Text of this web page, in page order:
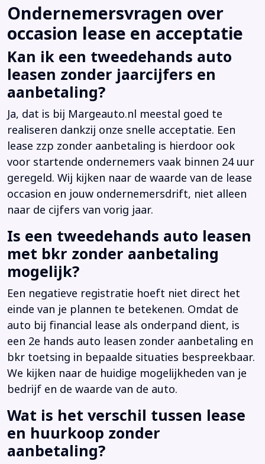
Ondernemersvragen over
occasion lease en acceptatie
Kan ik een tweedehands auto
leasen zonder jaarcijfers en
aanbetaling?
Ja, dat is bij Margeauto.nl meestal goed te
realiseren dankzij onze snelle acceptatie. Een
lease zzp zonder aanbetaling is hierdoor ook
voor startende ondernemers vaak binnen 24 uur
geregeld. Wij kijken naar de waarde van de lease
occasion en jouw ondernemersdrift, niet alleen
naar de cijfers van vorig jaar.
Is een tweedehands auto leasen
met bkr zonder aanbetaling
mogelijk?
Een negatieve registratie hoeft niet direct het
einde van je plannen te betekenen. Omdat de
auto bij financial lease als onderpand dient, is
een 2e hands auto leasen zonder aanbetaling en
bkr toetsing in bepaalde situaties bespreekbaar.
We kijken naar de huidige mogelijkheden van je
bedrijf en de waarde van de auto.
Wat is het verschil tussen lease
en huurkoop zonder
aanbetaling?